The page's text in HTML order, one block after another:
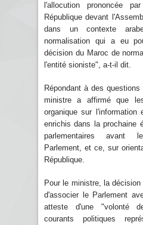
l'allocution prononcée
République devant
dans un contexte
normalisation qui a eu
décision du Maroc de
l'entité sioniste", a-t-il dit.
Répondant à des
ministre a affirmé que
organique sur l'information
enrichis dans la prochaine
parlementaires avant
Parlement, et ce, sur
République.
Pour le ministre, la
d'associer le Parlement
atteste d'une "volonté
courants politiques